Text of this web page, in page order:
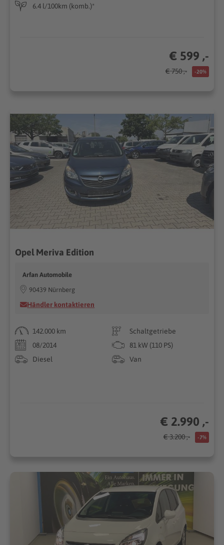
6.4 l/100km (komb.)*
€ 599 ,-
€ 750 ,- -20%
Opel Meriva Edition
Arfan Automobile
90439 Nürnberg
Händler kontaktieren
142.000 km
Schaltgetriebe
08/2014
81 kW (110 PS)
Diesel
Van
€ 2.990 ,-
€ 3.200 ,- -7%